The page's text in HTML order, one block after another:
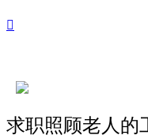

求职照顾老人的